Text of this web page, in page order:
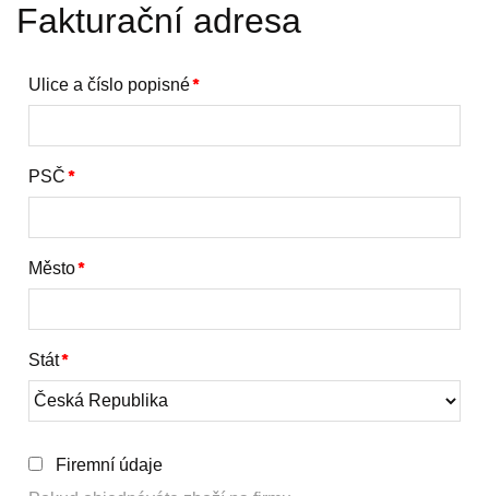
Fakturační adresa
Ulice a číslo popisné
PSČ
Město
Stát
Firemní údaje